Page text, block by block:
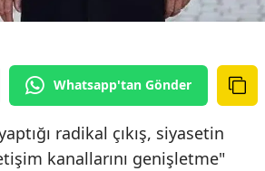
Whatsapp'tan Gönder
radikal çıkış, siyasetin
kanallarını genişletme"